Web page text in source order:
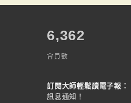
7,787
會員數
訂閱大師輕鬆讀電子報：
訊息通知！